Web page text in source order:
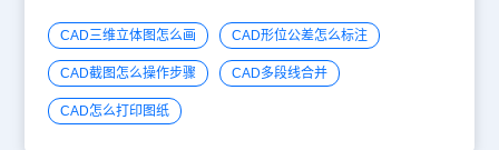
CAD三维立体图怎么画 CAD形位公差怎么标注
CAD截图怎么操作步骤 CAD多段线合并
CAD怎么打印图纸